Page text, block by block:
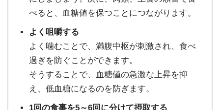
べると、血糖値を保つことにつながります。
よく咀嚼する
よく噛むことで、満腹中枢が刺激され、食べ
過ぎを防ぐことができます。
そうすることで、血糖値の急激な上昇を抑
え、低血糖になるのを防ぎます。
1回の食事を5～6回に分けて摂取する